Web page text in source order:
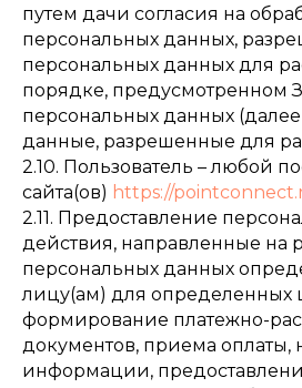
путем дачи согласия на
персональных данных,
персональных данных для
порядке, предусмотренном
персональных данных
данные, разрешенные для
2.10. Пользователь – любой
сайта(ов) https://
2.11. Предоставление
действия, направленные на
персональных данных
лицу(ам) для определенных
формирование платежно-
документов, приема оплаты,
информации,